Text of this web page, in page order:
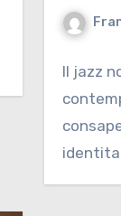
Il jazz